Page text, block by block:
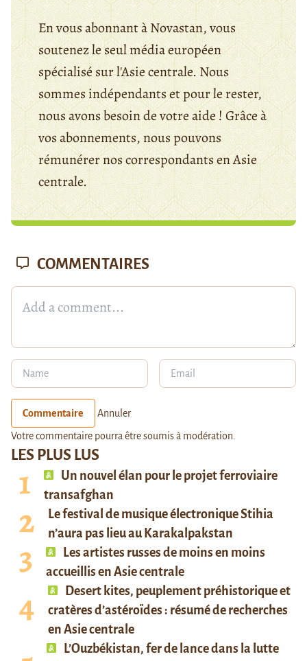
En vous abonnant à Novastan, vous
soutenez le seul média européen
spécialisé sur l'Asie centrale. Nous
sommes indépendants et pour le rester,
nous avons besoin de votre aide ! Grâce à
vos abonnements, nous pouvons
rémunérer nos correspondants en Asie
centrale.
LES PLUS LUS
Un nouvel élan pour le projet ferroviaire
transafghan
Le festival de musique électronique Stihia
n’aura pas lieu au Karakalpakstan
Les artistes russes de moins en moins
accueillis en Asie centrale
Desert kites, peuplement préhistorique et
cratères d’astéroïdes : résumé de recherches
en Asie centrale
L’Ouzbékistan, fer de lance dans la lutte
COMMENTAIRES
Commentaire Annuler
Votre commentaire pourra être soumis à modération.